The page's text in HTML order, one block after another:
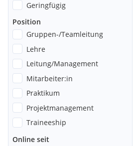
Geringfügig
Position
Gruppen-/Teamleitung
Lehre
Leitung/Management
Mitarbeiter:in
Praktikum
Projektmanagement
Traineeship
Online seit